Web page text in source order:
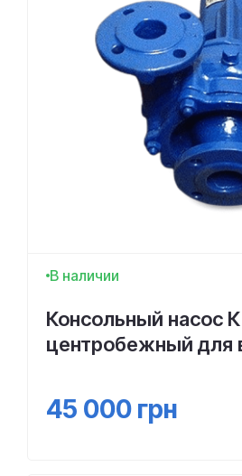
В наличии
Консольный насос
центробежный для
45 000 грн